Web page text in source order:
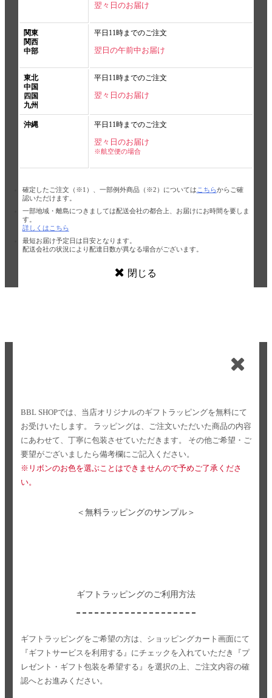
翌々日のお届け
関東
関西
中部
平日11時までのご注文
翌日の午前中お届け
東北
中国
四国
九州
平日11時までのご注文
翌々日のお届け
沖縄 平日11時までのご注文
翌々日のお届け
※航空便の場合
確定したご注文（※1）、一部例外商品（※2）については こちらからご確
認いただけます。
一部地域・離島につきましては配送会社の都合上、お届けにお時間を要しま
す。
詳しくはこちら
最短お届け予定日は目安となります。
配送会社の状況により配達日数が異なる場合がございます。
閉じる
BBL SHOPでは、当店オリジナルのギフトラッピングを無料にて
お受けいたします。
ラッピングは、ご注文いただいた商品の内容
にあわせて、丁寧に包装させていただきます。
その他ご希望・ご
要望がございましたら備考欄にご記入ください。
※リボンのお色を選ぶことはできませんので予めご了承くださ
い。
＜無料ラッピングのサンプル＞
ギフトラッピングのご利用方法
ギフトラッピングをご希望の方は、ショッピングカート画面にて
『ギフトサービスを利用する』にチェックを入れていただき
『プ
レゼント・ギフト包装を希望する』を選択の上、ご注文内容の確
認へとお進みください。